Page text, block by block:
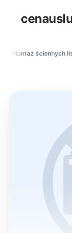
Montaż ściennych